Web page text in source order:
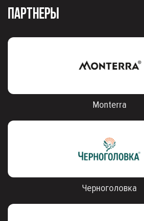
ПАРТНЕРЫ
Monterra
Черноголовка